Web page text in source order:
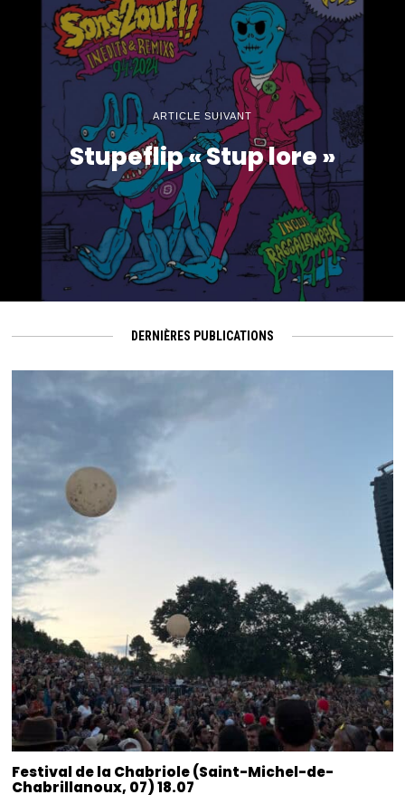
ARTICLE SUIVANT
Stupeflip « Stup lore »
DERNIÈRES PUBLICATIONS
Festival de la Chabriole (Saint-Michel-de-
Chabrillanoux, 07) 18.07